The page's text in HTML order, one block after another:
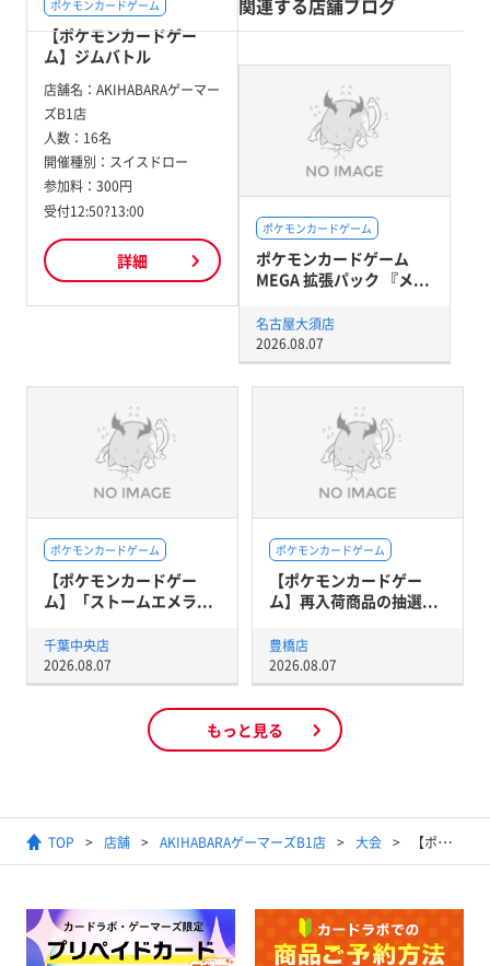
ポケモンカードゲーム
【ポケモンカードゲー
ム】ジムバトル
店舗名： AKIHABARAゲーマー
ズB1店
人数： 16名
開催種別： スイスドロー
参加料： 300円
受付12:50?13:00
詳細
ポケモンカードゲーム
ポケモンカードゲーム
MEGA 拡張パック 『メ...
名古屋大須店
2026.08.07
ポケモンカードゲーム
【ポケモンカードゲー
ム】再入荷商品の抽選...
豊橋店
2026.08.07
ポケモンカードゲーム
【ポケモンカードゲー
ム】「ストームエメラ...
千葉中央店
2026.08.07
もっと見る
TOP 店舗 AKIHABARAゲーマーズB1店 大会 【ポケモンカードゲーム】ジムバトル